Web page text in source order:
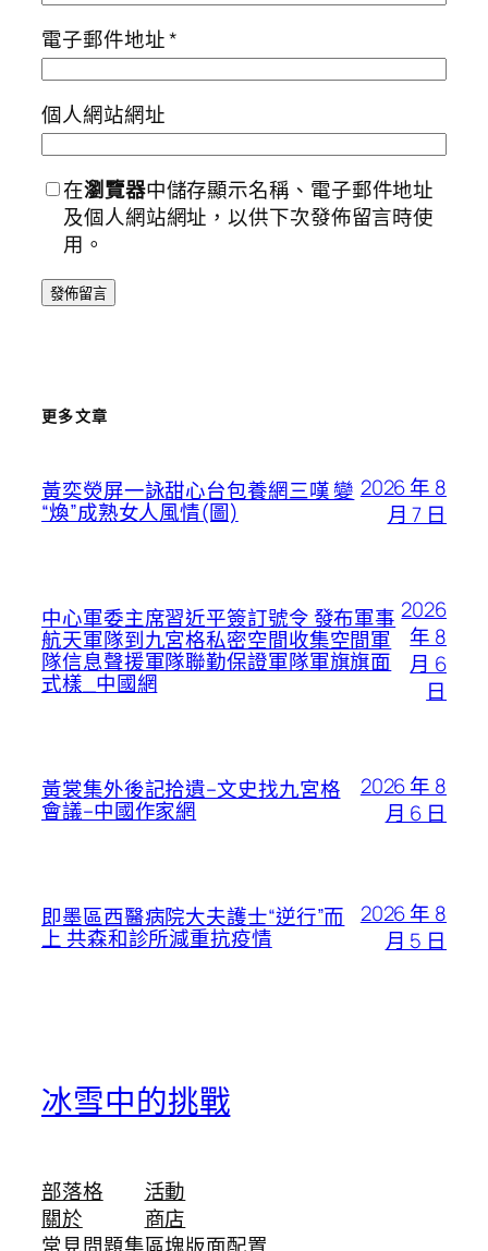
電子郵件地址*
個人網站網址
在瀏覽器中儲存顯示名稱、電子郵件地址
及個人網站網址，以供下次發佈留言時使
用。
更多文章
黃奕熒屏一詠甜心台包養網三嘆 變
“煥”成熟女人風情(圖)
2026 年 8
月 7 日
中心軍委主席習近平簽訂號令 發布軍事
航天軍隊到九宮格私密空間收集空間軍
隊信息聲援軍隊聯勤保證軍隊軍旗旗面
式樣_中國網
2026
年 8
月 6
日
黃裳集外後記拾遺–文史找九宮格
會議–中國作家網
2026 年 8
月 6 日
即墨區西醫病院大夫護士“逆行”而
上 共森和診所減重抗疫情
2026 年 8
月 5 日
冰雪中的挑戰
部落格
關於
活動
商店